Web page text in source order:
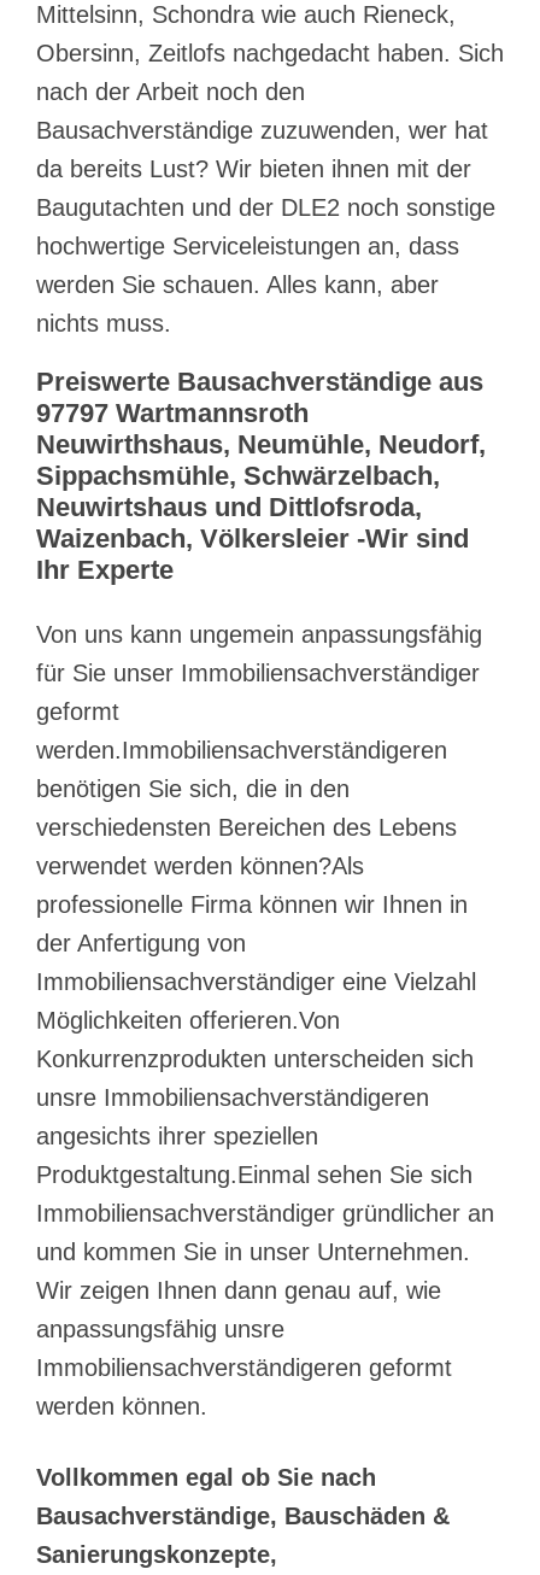
Mittelsinn, Schondra wie auch Rieneck,
Obersinn, Zeitlofs nachgedacht haben. Sich
nach der Arbeit noch den
Bausachverständige zuzuwenden, wer hat
da bereits Lust? Wir bieten ihnen mit der
Baugutachten und der DLE2 noch sonstige
hochwertige Serviceleistungen an, dass
werden Sie schauen. Alles kann, aber
nichts muss.
Preiswerte Bausachverständige aus
97797 Wartmannsroth
Neuwirthshaus, Neumühle, Neudorf,
Sippachsmühle, Schwärzelbach,
Neuwirtshaus und Dittlofsroda,
Waizenbach, Völkersleier -Wir sind
Ihr Experte
Von uns kann ungemein anpassungsfähig
für Sie unser Immobiliensachverständiger
geformt
werden.Immobiliensachverständigeren
benötigen Sie sich, die in den
verschiedensten Bereichen des Lebens
verwendet werden können?Als
professionelle Firma können wir Ihnen in
der Anfertigung von
Immobiliensachverständiger eine Vielzahl
Möglichkeiten offerieren.Von
Konkurrenzprodukten unterscheiden sich
unsre Immobiliensachverständigeren
angesichts ihrer speziellen
Produktgestaltung.Einmal sehen Sie sich
Immobiliensachverständiger gründlicher an
und kommen Sie in unser Unternehmen.
Wir zeigen Ihnen dann genau auf, wie
anpassungsfähig unsre
Immobiliensachverständigeren geformt
werden können.
Vollkommen egal ob Sie nach
Bausachverständige, Bauschäden &
Sanierungskonzepte,